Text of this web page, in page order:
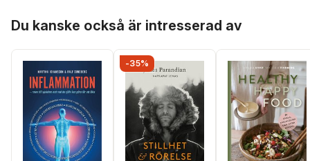
Du kanske också är intresserad av
-35%